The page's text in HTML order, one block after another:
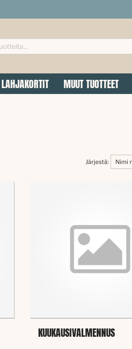
LAHJAKORTIT MUUT TUOTTEET
Järjestä:
KUUKAUSIVALMENNUS